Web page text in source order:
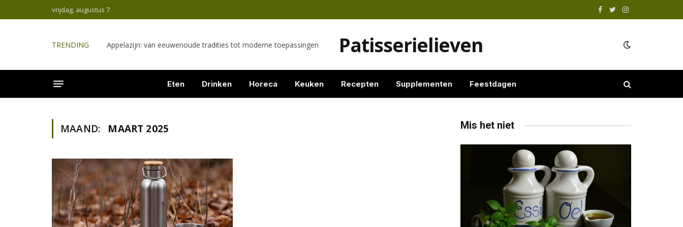
vrijdag, augustus 7 Facebook
TwitterInstagram
TRENDING Appelazijn: van eeuwenoude tradities tot moderne toepassingen Patisserielieven
Eten Drinken Horeca Keuken Recepten Supplementen Feestdagen
MAAND: MAART 2025 Mis het niet